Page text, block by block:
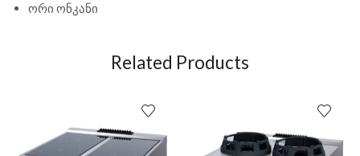
ორი ონკანი
Related Products